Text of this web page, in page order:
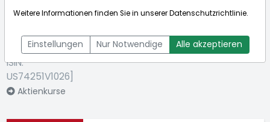
Financial
[WKN: 694660 |
ISIN:
US74251V1026]
Aktienkurse
Bid:99,000€Ask:99,500€
Weitere Informationen finden Sie in unsererDatenschutzrichtlinie.
Einstellungen Nur Notwendige Alle akzeptieren